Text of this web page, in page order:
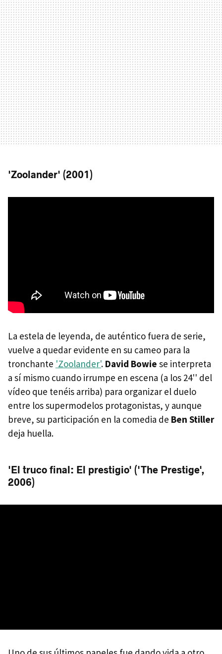
'Zoolander' (2001)
La estela de leyenda, de auténtico fuera de serie,
vuelve a quedar evidente en su cameo para la
tronchante 'Zoolander'. David Bowie se interpreta
a sí mismo cuando irrumpe en escena (a los 24'' del
vídeo que tenéis arriba) para organizar el duelo
entre los supermodelos protagonistas, y aunque
breve, su participación en la comedia de Ben Stiller
deja huella.
'El truco final: El prestigio' ('The Prestige',
2006)